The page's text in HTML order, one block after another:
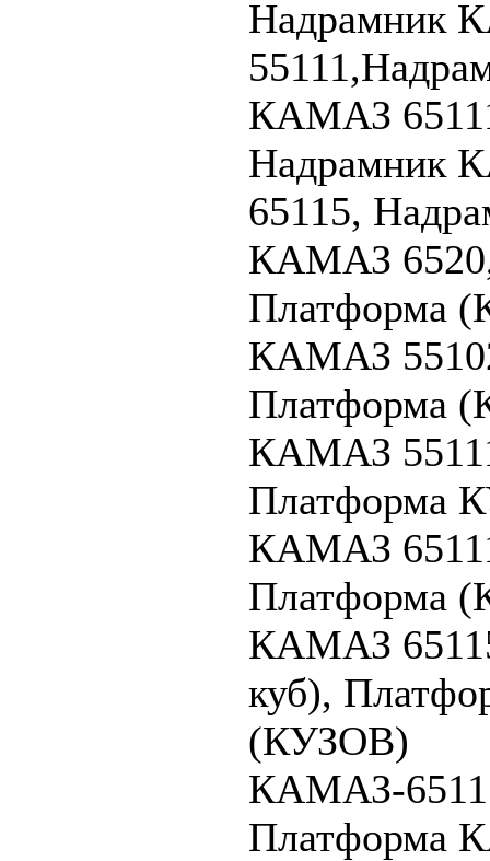
Надрамник
КАМАЗ
Надрамник
65115,
КАМАЗ
Платформа
КАМАЗ
Платформа
КАМАЗ
Платформа
КАМАЗ
Платформа
КАМАЗ
куб),
(КУЗОВ)
КАМАЗ-
Платформа